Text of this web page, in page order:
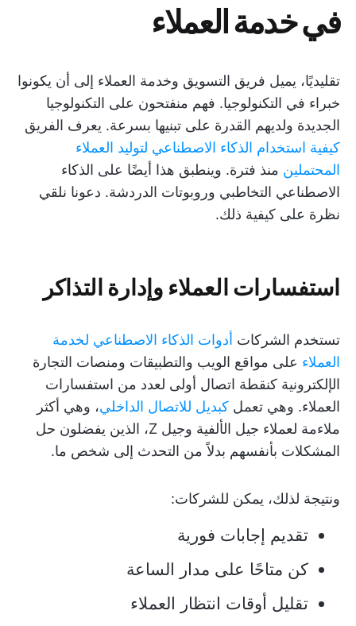
في خدمة العملاء
تقليديًا، يميل فريق التسويق وخدمة العملاء إلى أن يكونوا
خبراء في التكنولوجيا. فهم منفتحون على التكنولوجيا
الجديدة ولديهم القدرة على تبنيها بسرعة. يعرف الفريق
كيفية استخدام الذكاء الاصطناعي لتوليد العملاء
المحتملين منذ فترة. وينطبق هذا أيضًا على الذكاء
الاصطناعي التخاطبي وروبوتات الدردشة. دعونا نلقي
نظرة على كيفية ذلك.
استفسارات العملاء وإدارة التذاكر
تستخدم الشركات أدوات الذكاء الاصطناعي لخدمة
العملاء على مواقع الويب والتطبيقات ومنصات التجارة
الإلكترونية كنقطة اتصال أولى لعدد من استفسارات
العملاء. وهي تعمل كبديل للاتصال الداخلي، وهي أكثر
ملاءمة لعملاء جيل الألفية وجيل Z، الذين يفضلون حل
المشكلات بأنفسهم بدلاً من التحدث إلى شخص ما.
ونتيجة لذلك، يمكن للشركات:
تقديم إجابات فورية
كن متاحًا على مدار الساعة
تقليل أوقات انتظار العملاء